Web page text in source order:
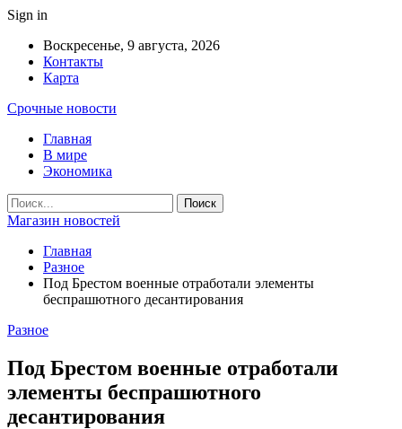
Sign in
Воскресенье, 9 августа, 2026
Контакты
Карта
Срочные новости
Главная
В мире
Экономика
Магазин новостей
Главная
Разное
Под Брестом военные отработали элементы
беспрашютного десантирования
Разное
Под Брестом военные отработали
элементы беспрашютного
десантирования